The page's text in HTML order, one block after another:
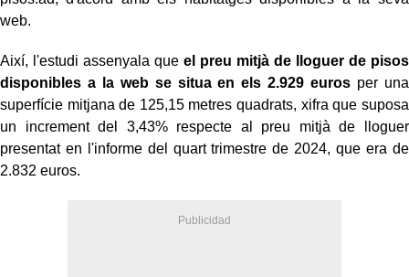
web.
Així, l'estudi assenyala que el preu mitjà de lloguer de pisos
disponibles a la web se situa en els 2.929 euros per una
superfície mitjana de 125,15 metres quadrats, xifra que suposa
un increment del 3,43% respecte al preu mitjà de lloguer
presentat en l'informe del quart trimestre de 2024, que era de
2.832 euros.